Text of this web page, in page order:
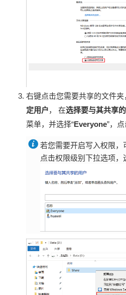
右键点击您需要共享的文件夹
定用户， 在选择要与其共享
菜单，并选择“Everyone”，
若您需要开启写入权限，
点击权限级别下拉选项，